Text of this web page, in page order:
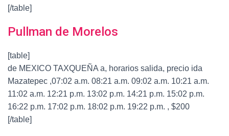
[/table]
Pullman de Morelos
[table]
de MEXICO TAXQUEÑA a, horarios salida, precio ida
Mazatepec ,07:02 a.m. 08:21 a.m. 09:02 a.m. 10:21 a.m.
11:02 a.m. 12:21 p.m. 13:02 p.m. 14:21 p.m. 15:02 p.m.
16:22 p.m. 17:02 p.m. 18:02 p.m. 19:22 p.m. , $200
[/table]